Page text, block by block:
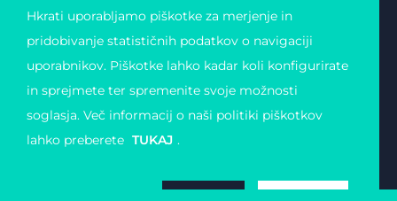
Matična številka:
4123026000
Davčna številka: 11823739
Hkrati uporabljamo piškotke za merjenje in
pridobivanje statističnih podatkov o navigaciji
uporabnikov. Piškotke lahko kadar koli konfigurirate
in sprejmete ter spremenite svoje možnosti
soglasja. Več informacij o naši politiki piškotkov
lahko preberete TUKAJ .